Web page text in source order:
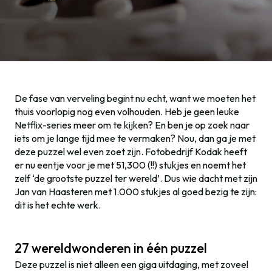
De fase van verveling begint nu echt, want we moeten het
thuis voorlopig nog even volhouden. Heb je geen leuke
Netflix-series meer om te kijken? En ben je op zoek naar
iets om je lange tijd mee te vermaken? Nou, dan ga je met
deze puzzel wel even zoet zijn. Fotobedrijf Kodak heeft
er nu eentje voor je met 51,300 (!!) stukjes en noemt het
zelf ‘de grootste puzzel ter wereld’. Dus wie dacht met zijn
Jan van Haasteren met 1.000 stukjes al goed bezig te zijn:
dit is het echte werk.
27 wereldwonderen in één puzzel
Deze puzzel is niet alleen een giga uitdaging, met zoveel